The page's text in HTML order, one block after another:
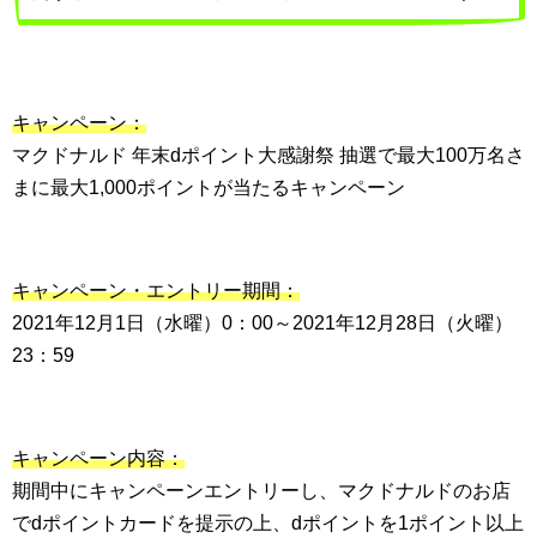
キャンペーン：
マクドナルド 年末dポイント大感謝祭 抽選で最大100万名さ
まに最大1,000ポイントが当たるキャンペーン
キャンペーン・エントリー期間：
2021年12月1日（水曜）0：00～2021年12月28日（火曜）
23：59
キャンペーン内容：
期間中にキャンペーンエントリーし、マクドナルドのお店
でdポイントカードを提示の上、dポイントを1ポイント以上